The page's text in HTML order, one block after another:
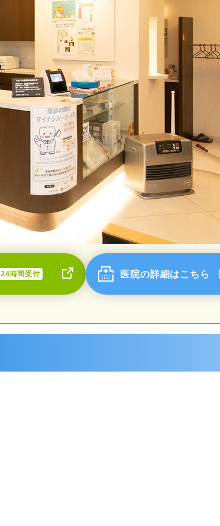
24時間受付 医院の詳細はこちら